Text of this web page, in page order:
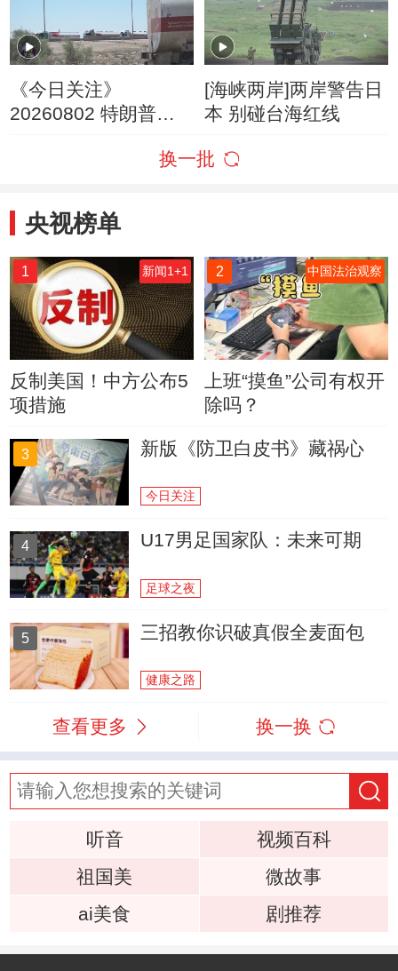
岛成了旅游岛
《今日关注》
20260802 特朗普叫
朗称摧毁美军F-35战
[海峡两岸]两岸警告日
本 别碰台海红线
换一批
央视榜单
1 新闻1+1
反制美国！中方公布5
项措施
2 中国法治观察
上班“摸鱼”公司有权开
除吗？
3 新版《防卫白皮书》藏祸心
今日关注
4 U17男足国家队：未来可期
足球之夜
5 三招教你识破真假全麦面包
健康之路
查看更多 换一换
听音
视频百科
祖国美
微故事
ai美食
剧推荐